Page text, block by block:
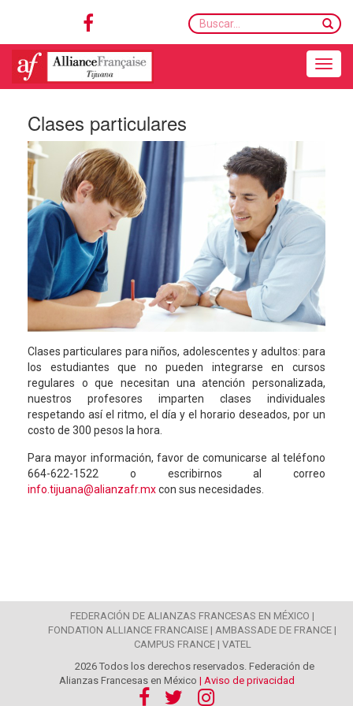
Buscar...
Clases particulares
Clases particulares para niños, adolescentes y adultos: para
los estudiantes que no pueden integrarse en cursos
regulares o que necesitan una atención personalizada,
nuestros profesores imparten clases individuales
respetando así el ritmo, el día y el horario deseados, por un
costo de 300 pesos la hora.
Para mayor información, favor de comunicarse al teléfono
664-622-1522 o escribirnos al correo
info.tijuana@alianzafr.mxcon sus necesidades.
FEDERACIÓN DE ALIANZAS FRANCESAS EN MÉXICO |
FONDATION ALLIANCE FRANCAISE | AMBASSADE DE FRANCE |
CAMPUS FRANCE | VATEL
2026 Todos los derechos reservados. Federación de
Alianzas Francesas en México | Aviso de privacidad